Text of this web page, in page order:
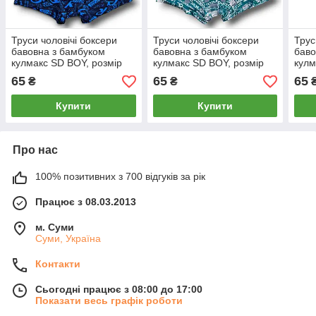
Труси чоловічі боксери
бавовна з бамбуком
кулмакс SD BOY, розмір
3XL (52-54), чорні, 004
65 ₴
Купити
Труси чоловічі боксери
бавовна з бамбуком
кулмакс SD BOY, розмір
3XL (52-54), бірюзові, 001
65₴
Купити
2XL
65
Про нас
100% позитивних з 700 відгуків за рік
Працює з 08.03.2013
м. Суми
Суми, Україна
Контакти
Сьогодні працює з 08:00 до 17:00
Показати весь графік роботи